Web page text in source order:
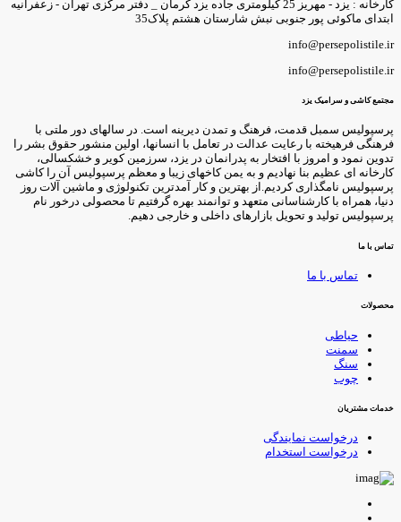
کارخانه : یزد - مهریز 25 کیلومتری جاده یزد کرمان _ دفتر مرکزی تهران - زعفرانیه
ماکوئی پور جنوبی نبش شارستان هشتم پلاک35
کاشی و سرامیک یزد
سمبل قدمت، فرهنگ و تمدن دیرینه است. در سالهای دور ملتی با
فرهیخته با رعایت عدالت در تعامل با انسانها، اولین منشور حقوق بشر را
نمود و امروز با افتخار به پدرانمان در یزد، سرزمین کویر و خشکسالی،
ای عظیم بنا نهادیم و به یمن کاخهای زیبا و معظم پرسپولیس آن را کاشی
نامگذاری کردیم.از بهترین و کار آمدترین تکنولوژی و ماشین آلات روز
همراه با کارشناسانی متعهد و توانمند بهره گرفتیم تا محصولی درخور نام
تولید و تحویل بازارهای داخلی و خارجی دهیم.
با ما
تماس با ما
حیاطی
سمنت
سنگ
چوب
مشتریان
درخواست نمایندگی
درخواست استخدام